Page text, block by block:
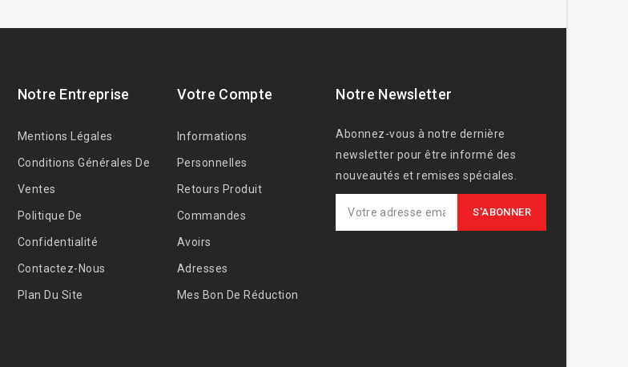
Notre Entreprise
Mentions Légales
Conditions Générales De
Ventes
Politique De
Confidentialité
Contactez-Nous
Plan Du Site
Votre Compte
Informations
Personnelles
Retours Produit
Commandes
Avoirs
Adresses
Mes Bon De Réduction
Notre Newsletter
Abonnez-vous à notre dernière
newsletter pour être informé des
nouveautés et remises spéciales.